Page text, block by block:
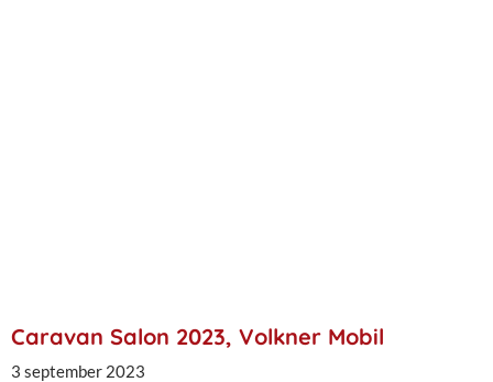
Caravan Salon 2023, Volkner Mobil
3 september 2023